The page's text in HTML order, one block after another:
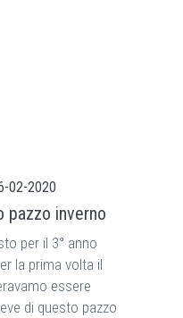
02-2020
pazzo inverno
per il 3° anno
la prima volta il
essere
di questo pazzo